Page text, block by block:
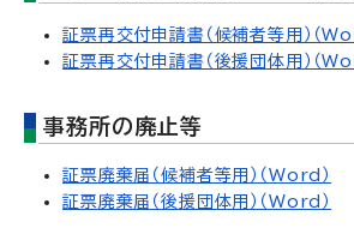
証票再交付申請書（候補者等用）（
証票再交付申請書（後援団体用）（
事務所の廃止等
証票廃棄届（候補者等用）（Word）
証票廃棄届（後援団体用）（Word）